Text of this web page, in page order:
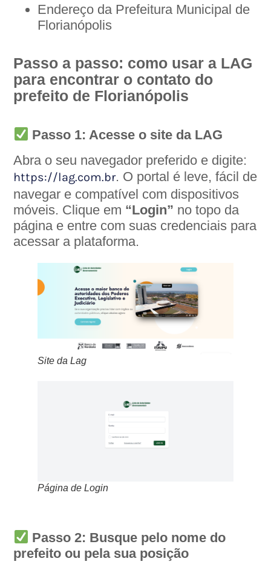
Endereço da Prefeitura Municipal de
Florianópolis
Passo a passo: como usar a LAG
para encontrar o contato do
prefeito de Florianópolis
Passo 1: Acesse o site da LAG
Abra o seu navegador preferido e digite:
https://lag.com.br. O portal é leve, fácil de
navegar e compatível com dispositivos
móveis. Clique em “Login” no topo da
página e entre com suas credenciais para
acessar a plataforma.
Site da Lag
Página de Login
Passo 2: Busque pelo nome do
prefeito ou pela sua posição